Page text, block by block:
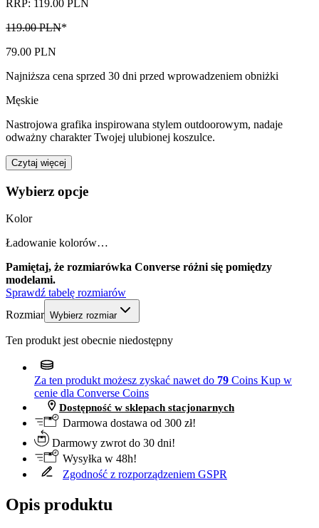
RRP: 119.00 PLN
119.00 PLN*
79.00 PLN
Najniższa cena sprzed 30 dni przed wprowadzeniem obniżki
Męskie
Nastrojowa grafika inspirowana stylem outdoorowym, nadaje
odważny charakter Twojej ulubionej koszulce.
Czytaj więcej
Wybierz opcje
Kolor
Ładowanie kolorów…
Pamiętaj, że rozmiarówka Converse różni się pomiędzy
modelami.
Sprawdź tabelę rozmiarów
Rozmiar Wybierz rozmiar
Ten produkt jest obecnie niedostępny
Za ten produkt możesz zyskać nawet do 79 Coins Kup w
cenie dla Converse Coins
Dostępność w sklepach stacjonarnych
Darmowa dostawa od 300 zł!
Darmowy zwrot do 30 dni!
Wysyłka w 48h!
Zgodność z rozporządzeniem GSPR
Opis produktu